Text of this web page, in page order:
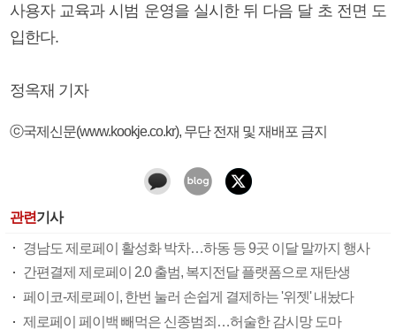
사용자 교육과 시범 운영을 실시한 뒤 다음 달 초 전면 도
입한다.
정옥재 기자
ⓒ국제신문(www.kookje.co.kr), 무단 전재 및 재배포 금지
관련기사
경남도 제로페이 활성화 박차…하동 등 9곳 이달 말까지 행사
간편결제 제로페이 2.0 출범, 복지전달 플랫폼으로 재탄생
페이코-제로페이, 한번 눌러 손쉽게 결제하는 '위젯' 내놨다
제로페이 페이백 빼먹은 신종범죄…허술한 감시망 도마